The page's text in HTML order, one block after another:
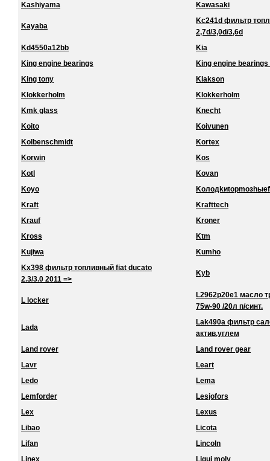
Kashiyama
Kawasaki
Kayaba
Kc241d фильтр
2,7d/3,0d/3,6d
Kd4550a12bb
Kia
King engine bearings
King engine bearings
King tony
Klakson
Klokkerholm
Klokkerholm
Kmk glass
Knecht
Koito
Koivunen
Kolbenschmidt
Kortex
Korwin
Kos
Kotl
Kovan
Koyo
Kraft
Krafttech
Krauf
Kroner
Kross
Ktm
Kujiwa
Kumho
Kx398 фильтр топливный fiat ducato
2.3/3.0 2011 =>
Kyb
L locker
L2962p20e1 масло
75w-90 /20л п/синт.
Lada
Lak490a фильтр
актив.углем
Land rover
Land rover gear
Lavr
Leart
Ledo
Lema
Lemforder
Lesjofors
Lex
Lexus
Libao
Licota
Lifan
Lincoln
Linex
Liqui moly